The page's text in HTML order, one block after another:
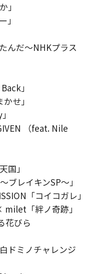
」
」
んだ～NHKプラス
」
せ」
（feat. Nile
国」
ブレイキンSP～」
「コイコガレ」
milet「絆ノ奇跡」
花びら
ドミノチャレンジ